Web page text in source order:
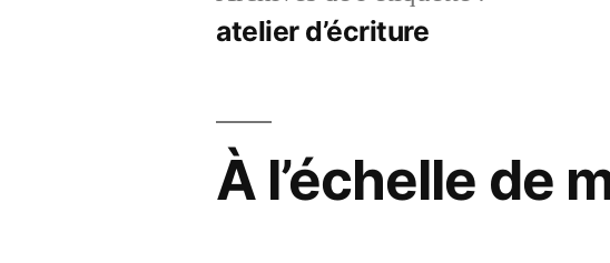
atelier d’écriture
À l’échelle de